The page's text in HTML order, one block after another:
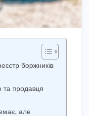
боржників
та продавця
але